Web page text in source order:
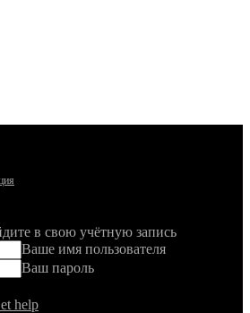
в свою учётную запись
Ваше имя пользователя
Ваш пароль
help